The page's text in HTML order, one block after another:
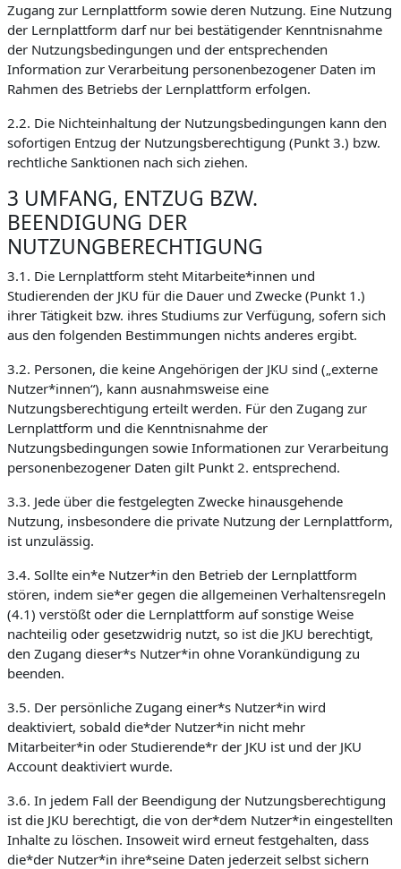
Zugang zur Lernplattform sowie deren Nutzung. Eine Nutzung
der Lernplattform darf nur bei bestätigender Kenntnisnahme
der Nutzungsbedingungen und der entsprechenden
Information zur Verarbeitung personenbezogener Daten im
Rahmen des Betriebs der Lernplattform erfolgen.
2.2. Die Nichteinhaltung der Nutzungsbedingungen kann den
sofortigen Entzug der Nutzungsberechtigung (Punkt 3.) bzw.
rechtliche Sanktionen nach sich ziehen.
3 UMFANG, ENTZUG BZW.
BEENDIGUNG DER
NUTZUNGBERECHTIGUNG
3.1. Die Lernplattform steht Mitarbeite*innen und
Studierenden der JKU für die Dauer und Zwecke (Punkt 1.)
ihrer Tätigkeit bzw. ihres Studiums zur Verfügung, sofern sich
aus den folgenden Bestimmungen nichts anderes ergibt.
3.2. Personen, die keine Angehörigen der JKU sind („externe
Nutzer*innen“), kann ausnahmsweise eine
Nutzungsberechtigung erteilt werden. Für den Zugang zur
Lernplattform und die Kenntnisnahme der
Nutzungsbedingungen sowie Informationen zur Verarbeitung
personenbezogener Daten gilt Punkt 2. entsprechend.
3.3. Jede über die festgelegten Zwecke hinausgehende
Nutzung, insbesondere die private Nutzung der Lernplattform,
ist unzulässig.
3.4. Sollte ein*e Nutzer*in den Betrieb der Lernplattform
stören, indem sie*er gegen die allgemeinen Verhaltensregeln
(4.1) verstößt oder die Lernplattform auf sonstige Weise
nachteilig oder gesetzwidrig nutzt, so ist die JKU berechtigt,
den Zugang dieser*s Nutzer*in ohne Vorankündigung zu
beenden.
3.5. Der persönliche Zugang einer*s Nutzer*in wird
deaktiviert, sobald die*der Nutzer*in nicht mehr
Mitarbeiter*in oder Studierende*r der JKU ist und der JKU
Account deaktiviert wurde.
3.6. In jedem Fall der Beendigung der Nutzungsberechtigung
ist die JKU berechtigt, die von der*dem Nutzer*in eingestellten
Inhalte zu löschen. Insoweit wird erneut festgehalten, dass
die*der Nutzer*in ihre*seine Daten jederzeit selbst sichern